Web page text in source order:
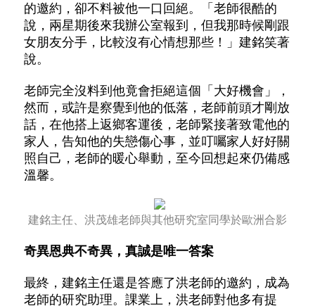
的邀約，卻不料被他一口回絕。
「老師很酷的
說，兩星期後來我辦公室報到，但我那時候剛跟
女朋友分手，比較沒有心情想那些！」建銘笑著
說。
老師完全沒料到他竟會拒絕這個「大好機會」，
然而，或許是察覺到他的低落，老師前頭才剛放
話，在他搭上返鄉客運後，老師緊接著致電他的
家人，告知他的失戀傷心事，並叮囑家人好好關
照自己，老師的暖心舉動，至今回想起來仍備感
溫馨。
建銘主任、洪茂雄老師與其他研究室同學於歐洲合影
奇異恩典不奇異，真誠是唯一答案
最終，建銘主任還是答應了洪老師的邀約，成為
老師的研究助理。課業上，洪老師對他多有提